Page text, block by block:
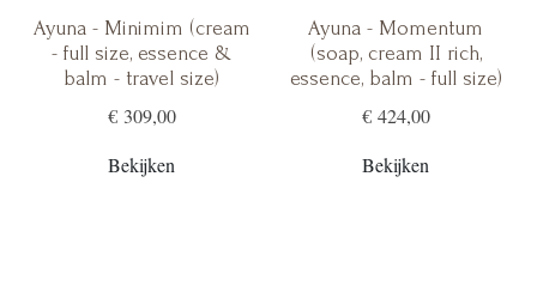
Ayuna - Minimim (cream
- full size, essence &
balm - travel size)
€ 309,00
Bekijken
Ayuna - Momentum
(soap, cream II rich,
essence, balm - full size)
€ 424,00
Bekijken